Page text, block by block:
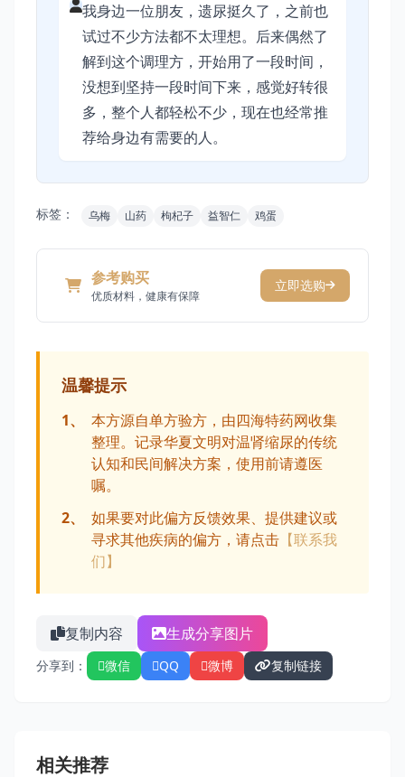
我身边一位朋友，遗尿挺久了，之前也
试过不少方法都不太理想。后来偶然了
解到这个调理方，开始用了一段时间，
没想到坚持一段时间下来，感觉好转很
多，整个人都轻松不少，现在也经常推
荐给身边有需要的人。
标签： 乌梅 山药 枸杞子 益智仁 鸡蛋
参考购买
优质材料，健康有保障
立即选购
温馨提示
1、
本方源自单方验方，由四海特药网收集
整理。记录华夏文明对温肾缩尿的传统
认知和民间解决方案，使用前请遵医
嘱。
2、
如果要对此偏方反馈效果、提供建议或
寻求其他疾病的偏方，请点击 【联系我
们】
复制内容 生成分享图片
分享到： 微信 QQ 微博 复制链接
相关推荐